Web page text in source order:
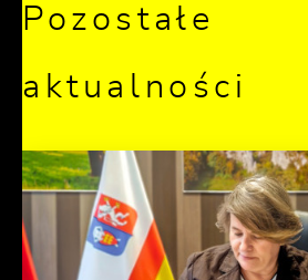
Pozostałe
aktualności